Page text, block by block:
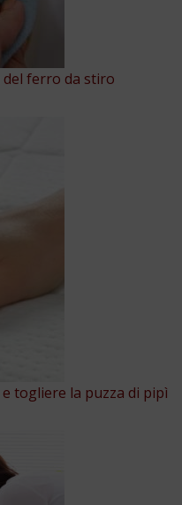
ferro da stiro
togliere la puzza di pipì